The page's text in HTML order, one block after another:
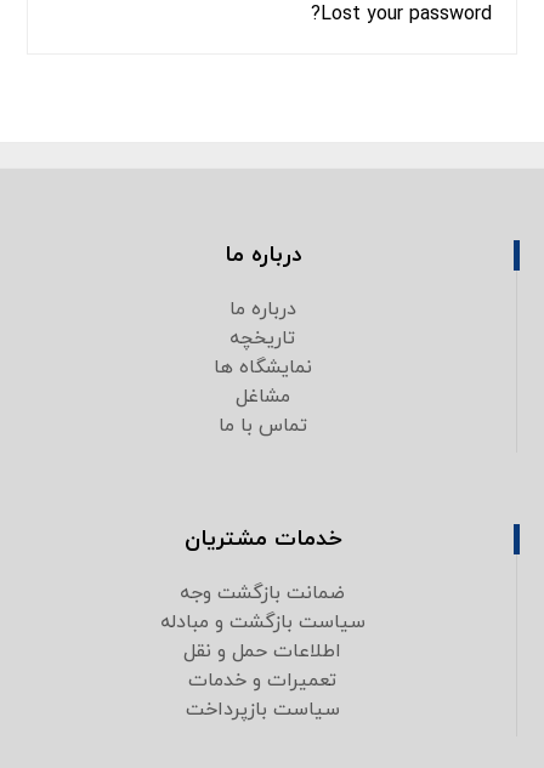
Lost your password?
درباره ما
درباره ما
تاریخچه
نمایشگاه ها
مشاغل
تماس با ما
خدمات مشتریان
ضمانت بازگشت وجه
سیاست بازگشت و مبادله
اطلاعات حمل و نقل
تعمیرات و خدمات
سیاست بازپرداخت